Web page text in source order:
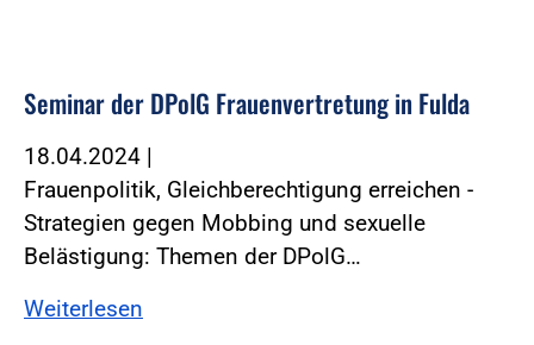
Seminar der DPolG Frauenvertretung in Fulda
18.04.2024 |
Frauenpolitik, Gleichberechtigung erreichen -
Strategien gegen Mobbing und sexuelle
Belästigung: Themen der DPolG…
Weiterlesen